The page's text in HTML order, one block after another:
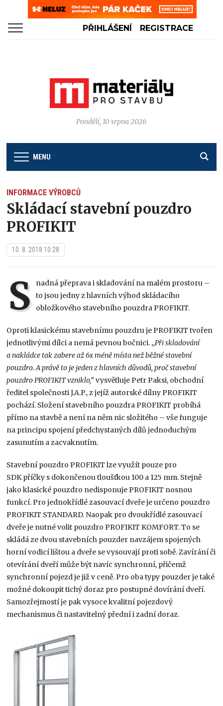
PŘIHLÁŠENÍ REGISTRACE
Pondělí, 10 srpna 2026
MENU
INFORMACE VÝROBCŮ
Skládací stavební pouzdro
PROFIKIT
10. 8. 2018 10:28
S nadná přeprava i skladování na malém prostoru –
to jsou jedny z hlavních výhod skládacího
obložkového stavebního pouzdra PROFIKIT.
Oproti klasickému stavebnímu pouzdru je PROFIKIT tvořen
jednotlivými dílci a nemá pevnou bočnici. „Při skladování
a nakládce tak zabere až 6x méně místa než běžné stavební
pouzdro. A právě to je jeden z hlavních důvodů, proč stavební
pouzdro PROFIKIT vzniklo,“vysvětluje Petr Paksi, obchodní
ředitel společnosti J.A.P., z jejíž autorské dílny PROFIKIT
pochází. Složení stavebního pouzdra PROFIKIT probíhá
přímo na stavbě a není na něm nic složitého – vše funguje
na principu spojení předchystaných dílů jednoduchým
zasunutím a zacvaknutím.
Stavební pouzdro PROFIKIT lze využít pouze pro
SDK příčky s dokončenou tloušťkou 100 a 125 mm. Stejně
jako klasické pouzdro nedisponuje PROFIKIT nosnou
funkcí. Pro jednokřídlé zasouvací dveře je určeno pouzdro
PROFIKIT STANDARD. Naopak pro dvoukřídlé zasouvací
dveře je nutné volit pouzdro PROFIKIT KOMFORT. To se
skládá ze dvou stavebních pouzder navzájem spojených
horní vodicí lištou a dveře se vysouvají proti sobě. Zavírání či
otevírání dveří může být navíc synchronní, přičemž
synchronní pojezd je již v ceně. Pro oba typy pouzder je také
možné dokoupit tichý doraz pro postupné dovírání dveří.
Samozřejmostí je pak vysoce kvalitní pojezdový
mechanismus či nastavitelný přední i zadní doraz.